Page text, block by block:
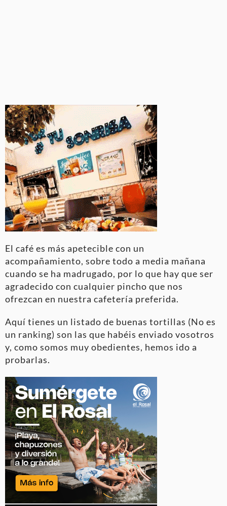
El café es más apetecible con un
acompañamiento, sobre todo a media mañana
cuando se ha madrugado, por lo que hay que ser
agradecido con cualquier pincho que nos
ofrezcan en nuestra cafetería preferida.
Aquí tienes un listado de buenas tortillas (No es
un ranking) son las que habéis enviado vosotros
y, como somos muy obedientes, hemos ido a
probarlas.